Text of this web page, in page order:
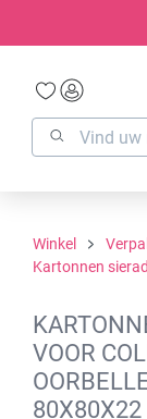
Winkel
Kartonnen
VOOR